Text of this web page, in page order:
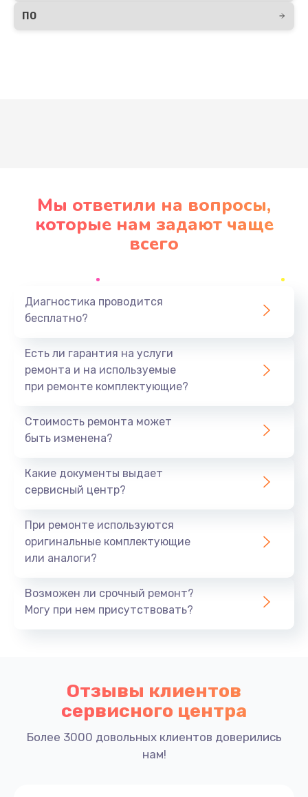
ПО
Мы ответили на вопросы,
которые нам задают чаще
всего
Диагностика проводится
бесплатно?
Есть ли гарантия на услуги
ремонта и на используемые
при ремонте комплектующие?
Стоимость ремонта может
быть изменена?
Какие документы выдает
сервисный центр?
При ремонте используются
оригинальные комплектующие
или аналоги?
Возможен ли срочный ремонт?
Могу при нем присутствовать?
Отзывы клиентов
сервисного центра
Более 3000 довольных клиентов доверились
нам!